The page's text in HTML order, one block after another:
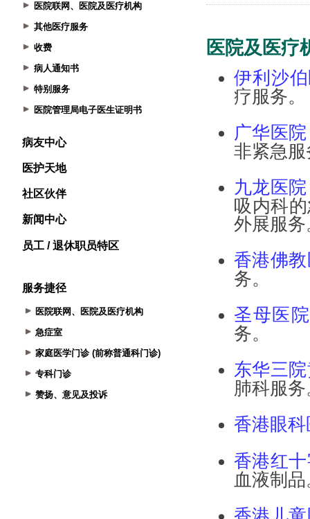
医院联网、医院及医疗机构
其他医疗服务
收费
病人通知书
特别服务
医院管理局电子医生证明书
病友中心
医护天地
社区伙伴
新闻中心
员工 / 退休职员特区
服务捷径
医院联网、医院及医疗机构
急症室
家庭医学门诊 (前称普通科门诊)
专科门诊
赞扬、意见及投诉